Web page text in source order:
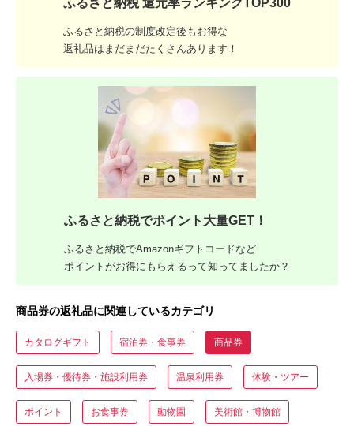
ふるさと納税 還元率ランキングTOP300
ふるさと納税の制度改定後もお得な
返礼品はまだまだたくさんあります！
ふるさと納税でポイント大量GET！
ふるさと納税でAmazonギフトコードなど
ポイントがお得にもらえるって知ってましたか？
商品券の返礼品に関連しているカテゴリ
カタログギフト 宿泊券・食事券 商品券
入場券・優待券・施設利用券 温泉利用券 体験・ツアー
ポイント お食事券 動物園 美術館・博物館